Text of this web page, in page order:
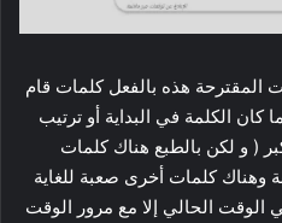
هذه بالفعل كلمات قام
الكلمة في البداية أو ترتيب
( و لكن بالطبع هناك كلمات
وهناك كلمات أخرى صعبة للغاية
الحالي إلا مع مرور الوقت